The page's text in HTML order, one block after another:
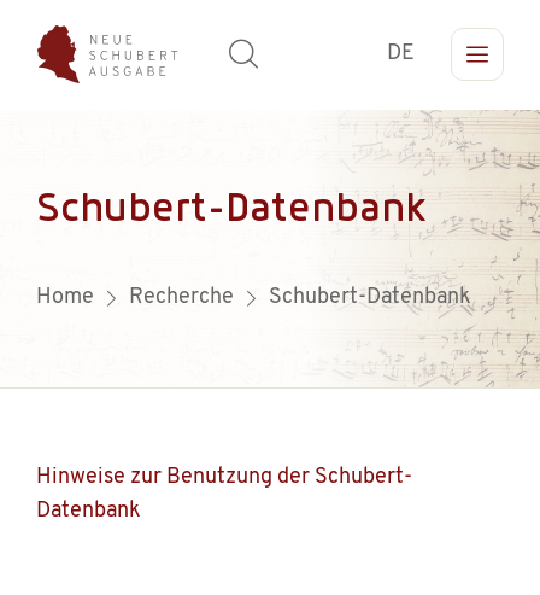
DE
Schubert-Datenbank
Home Recherche Schubert-Datenbank
Hinweise zur Benutzung der Schubert-
Datenbank